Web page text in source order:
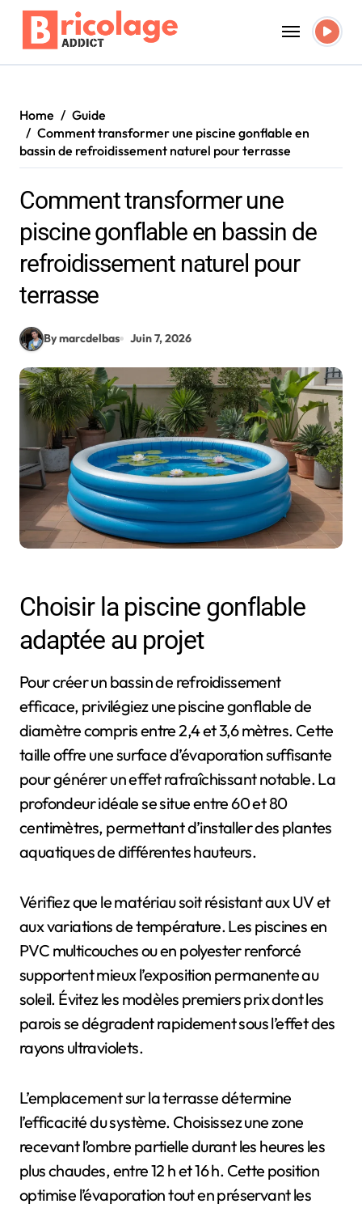
Skip
content
Home
Guide
Comment transformer une piscine gonflable en
bassin de refroidissement naturel pour terrasse
Comment transformer une
piscine gonflable en bassin de
refroidissement naturel pour
terrasse
By marcdelbas Juin 7, 2026
Choisir la piscine gonflable
adaptée au projet
Pour créer un bassin de refroidissement
efficace, privilégiez une piscine gonflable de
diamètre compris entre 2,4 et 3,6 mètres. Cette
taille offre une surface d’évaporation suffisante
pour générer un effet rafraîchissant notable. La
profondeur idéale se situe entre 60 et 80
centimètres, permettant d’installer des plantes
aquatiques de différentes hauteurs.
Vérifiez que le matériau soit résistant aux UV et
aux variations de température. Les piscines en
PVC multicouches ou en polyester renforcé
supportent mieux l’exposition permanente au
soleil. Évitez les modèles premiers prix dont les
parois se dégradent rapidement sous l’effet des
rayons ultraviolets.
L’emplacement sur la terrasse détermine
l’efficacité du système. Choisissez une zone
recevant l’ombre partielle durant les heures les
plus chaudes, entre 12 h et 16 h. Cette position
optimise l’évaporation tout en préservant les